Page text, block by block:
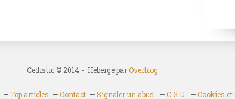
Cedistic © 2014 - Hébergé parOverblog
Top articles Contact Signaler un abus C.G.U. Cookies et